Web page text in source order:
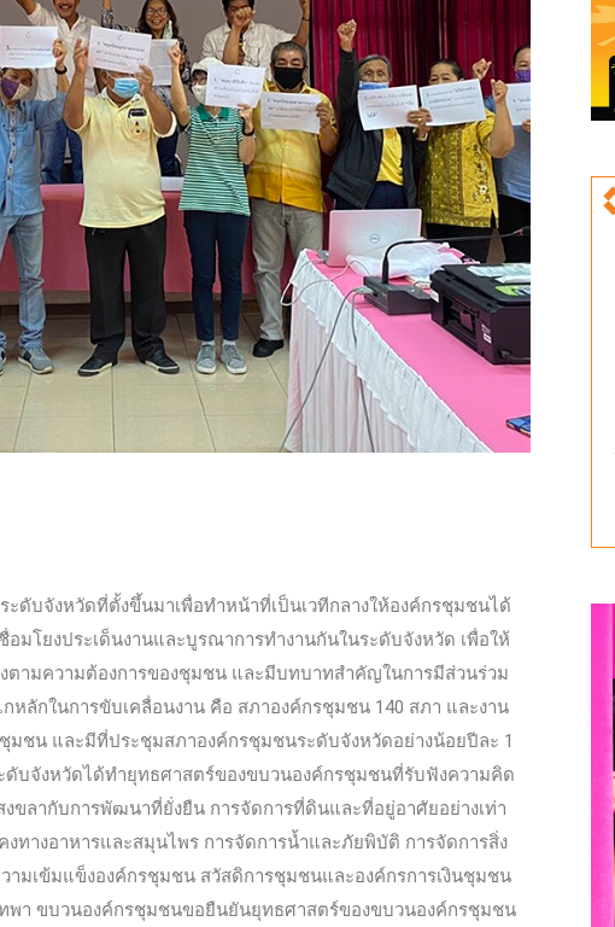
ะดับจังหวัดที่ตั้งขึ้นมาเพื่อทำหน้าที่เป็นเวทีกลางให้องค์กรชุมชนได้
อมโยงประเด็นงานและบูรณาการทำงานกันในระดับจังหวัด เพื่อให้
ตามความต้องการของชุมชน และมีบทบาทสำคัญในการมีส่วนร่วม
ลักในการขับเคลื่อนงาน คือ สภาองค์กรชุมชน 140 สภา และงาน
มชน และมีที่ประชุมสภาองค์กรชุมชนระดับจังหวัดอย่างน้อยปีละ 1
ดับจังหวัดได้ทำยุทธศาสตร์ของขบวนองค์กรชุมชนที่รับฟังความคิด
ขลากับการพัฒนาที่ยั่งยืน การจัดการที่ดินและที่อยู่อาศัยอย่างเท่า
ทางอาหารและสมุนไพร การจัดการน้ำและภัยพิบัติ การจัดการสิ่ง
ามเข้มแข็งองค์กรชุมชน สวัสดิการชุมชนและองค์กรการเงินชุมชน
ทพา ขบวนองค์กรชุมชนขอยืนยันยุทธศาสตร์ของขบวนองค์กรชุมชน